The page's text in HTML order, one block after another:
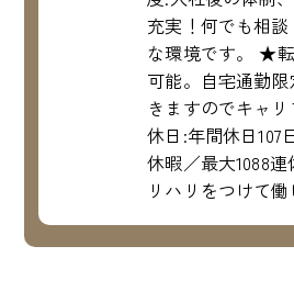
充実！何でも相
な環境です。 ★
可能。自宅通勤
きますのでキャ
休日:年間休日107
休暇／最大1088
リハリをつけて働